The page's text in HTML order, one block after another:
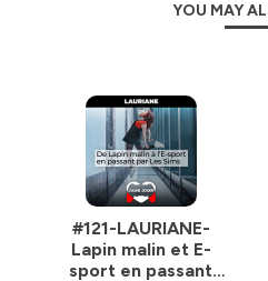
YOU MAY
#121-LAURIANE-
Lapin malin et E-
sport en passant